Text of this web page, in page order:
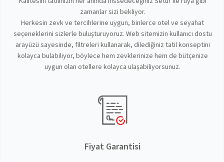
zamanlar sizi bekliyor.
Herkesin zevk ve tercihlerine uygun, binlerce otel ve seyahat
seçeneklerini sizlerle buluşturuyoruz. Web sitemizin kullanıcı dostu
arayüzü sayesinde, filtreleri kullanarak, dilediğiniz tatil konseptini
kolayca bulabiliyor, böylece hem zevklerinize hem de bütçenize
uygun olan otellere kolayca ulaşabiliyorsunuz.
Fiyat Garantisi